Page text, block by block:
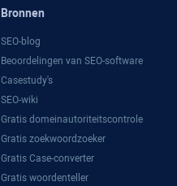
Bronnen
SEO-blog
Beoordelingen van SEO-software
Casestudy's
SEO-wiki
Gratis domeinautoriteitscontrole
Gratis zoekwoordzoeker
Gratis Case-converter
Gratis woordenteller